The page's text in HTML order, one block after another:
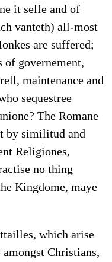
it selfe and of
vanteth) all-most
are suffered;
governement,
maintenance and
sequestree
The Romane
by similitud and
Religiones,
no thing
Kingdome, maye
which arise
Christians,